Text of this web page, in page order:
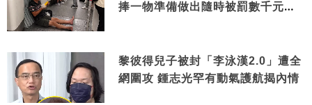
捧一物準備做出隨時被罰數千元舉
黎彼得兒子被封「李泳漢2.0」遭全
網圍攻 鍾志光罕有動氣護航揭內情